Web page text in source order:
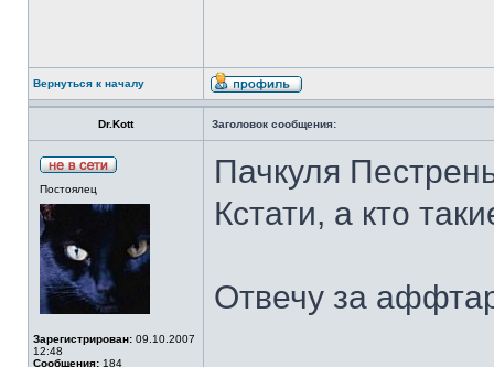
Вернуться к началу
Dr.Kott Заголовок сообщения:
Постоялец
Зарегистрирован: 09.10.2007
12:48
Сообщения: 184
Пачкуля
Кстати, а кто
Отвечу за